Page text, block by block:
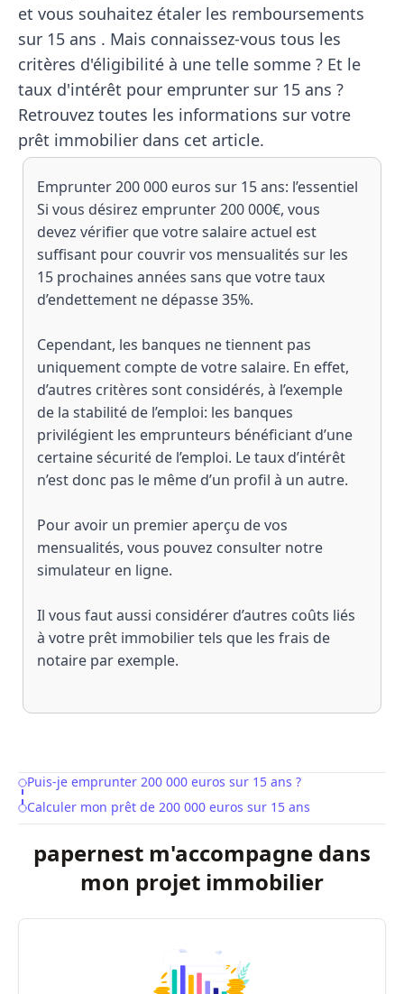
et vous souhaitez étaler les remboursements
sur 15 ans . Mais connaissez-vous tous les
critères d'éligibilité à une telle somme ? Et le
taux d'intérêt pour emprunter sur 15 ans ?
Retrouvez toutes les informations sur votre
prêt immobilier dans cet article.
Emprunter 200 000 euros sur 15 ans: l’essentiel
Si vous désirez emprunter 200 000€, vous
devez vérifier que votre salaire actuel est
suffisant pour couvrir vos mensualités sur les
15 prochaines années sans que votre taux
d’endettement ne dépasse 35%.
Cependant, les banques ne tiennent pas
uniquement compte de votre salaire. En effet,
d’autres critères sont considérés, à l’exemple
de la stabilité de l’emploi: les banques
privilégient les emprunteurs bénéficiant d’une
certaine sécurité de l’emploi. Le taux d’intérêt
n’est donc pas le même d’un profil à un autre.
Pour avoir un premier aperçu de vos
mensualités, vous pouvez consulter notre
simulateur en ligne.
Il vous faut aussi considérer d’autres coûts liés
à votre prêt immobilier tels que les frais de
notaire par exemple.
Table of Contents
Puis-je emprunter 200 000 euros sur 15 ans ?
Calculer mon prêt de 200 000 euros sur 15 ans
papernest m'accompagne dans
mon projet immobilier